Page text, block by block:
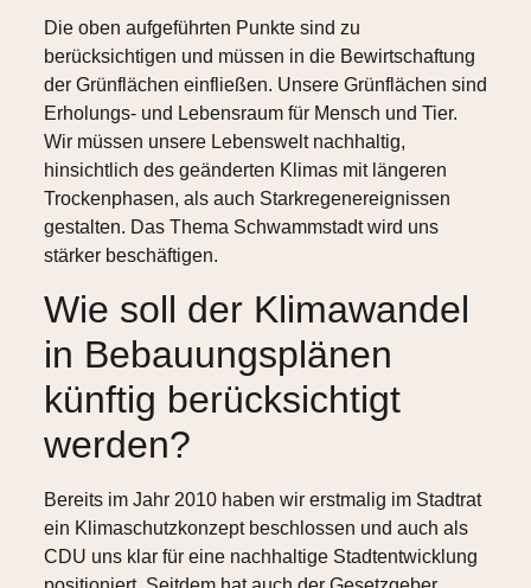
Die oben aufgeführten Punkte sind zu
berücksichtigen und müssen in die Bewirtschaftung
der Grünflächen einfließen. Unsere Grünflächen sind
Erholungs- und Lebensraum für Mensch und Tier.
Wir müssen unsere Lebenswelt nachhaltig,
hinsichtlich des geänderten Klimas mit längeren
Trockenphasen, als auch Starkregenereignissen
gestalten. Das Thema Schwammstadt wird uns
stärker beschäftigen.
Wie soll der Klimawandel
in Bebauungsplänen
künftig berücksichtigt
werden?
Bereits im Jahr 2010 haben wir erstmalig im Stadtrat
ein Klimaschutzkonzept beschlossen und auch als
CDU uns klar für eine nachhaltige Stadtentwicklung